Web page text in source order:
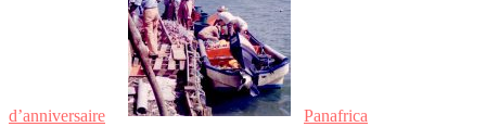
d’anniversaire Panafrica